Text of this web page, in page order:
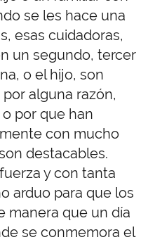
se les hace una
esas cuidadoras,
un segundo, tercer
o el hijo, son
alguna razón,
por que han
con mucho
destacables.
y con tanta
arduo para que los
manera que un día
se conmemora el